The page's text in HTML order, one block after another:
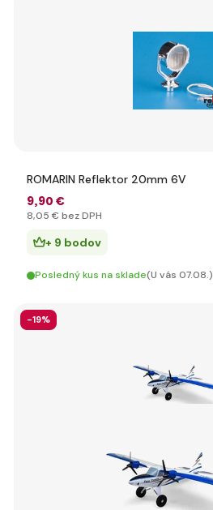
ROMARIN Reflektor 20mm 6V
9,90 €
8,05 € bez DPH
+ 9 bodov
Posledný kus na sklade(U vás 07.08.)
-19%